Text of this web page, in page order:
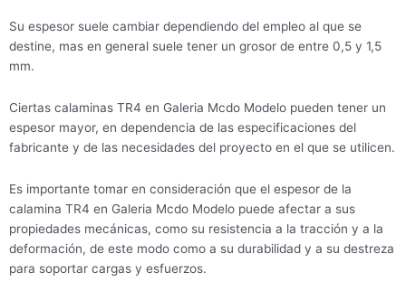
Su espesor suele cambiar dependiendo del empleo al que se
destine, mas en general suele tener un grosor de entre 0,5 y 1,5
mm.
Ciertas calaminas TR4 en Galeria Mcdo Modelo pueden tener un
espesor mayor, en dependencia de las especificaciones del
fabricante y de las necesidades del proyecto en el que se utilicen.
Es importante tomar en consideración que el espesor de la
calamina TR4 en Galeria Mcdo Modelo puede afectar a sus
propiedades mecánicas, como su resistencia a la tracción y a la
deformación, de este modo como a su durabilidad y a su destreza
para soportar cargas y esfuerzos.